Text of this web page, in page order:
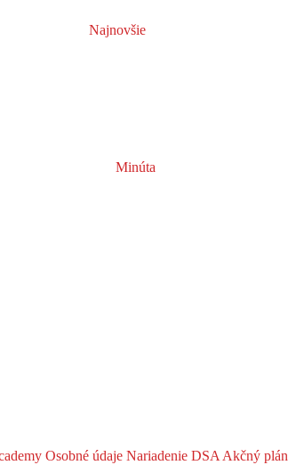
Najnovšie
Minúta
Osobné údaje Nariadenie DSA Akčný plán